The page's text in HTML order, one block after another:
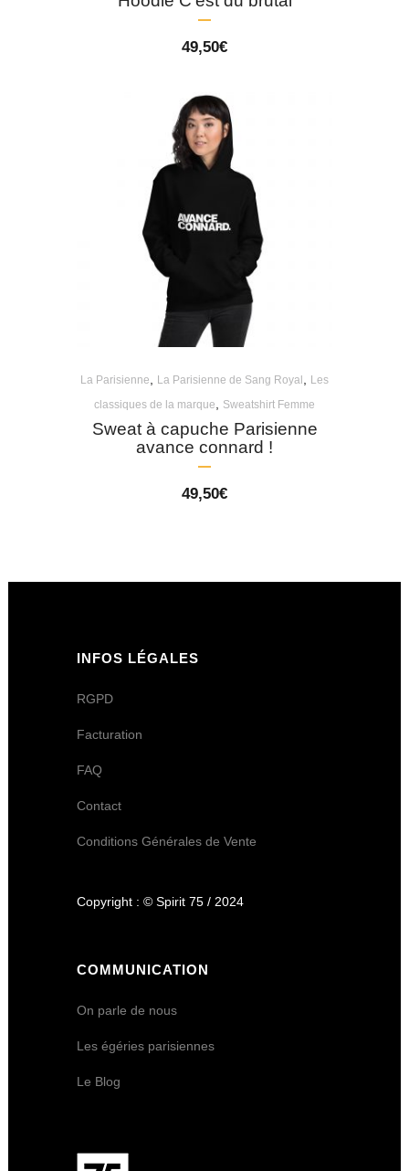
49,50€
La Parisienne La Parisienne de Sang Royal
Les
classiques de la marque
Sweatshirt Femme
Sweat à capuche Parisienne
avance connard !
49,50€
INFOS LÉGALES
RGPD
Facturation
FAQ
Contact
Conditions Générales de Vente
Copyright : © Spirit 75 / 2024
COMMUNICATION
On parle de nous
Les égéries parisiennes
Le Blog